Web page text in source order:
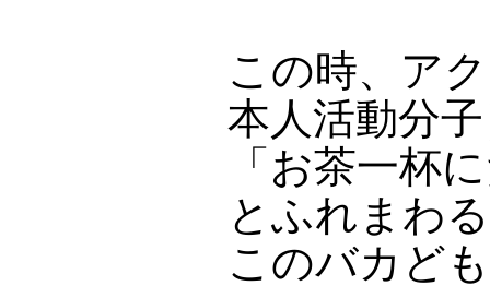
この時、ア
本人活動分
「お茶一杯
とふれまわ
このバカど